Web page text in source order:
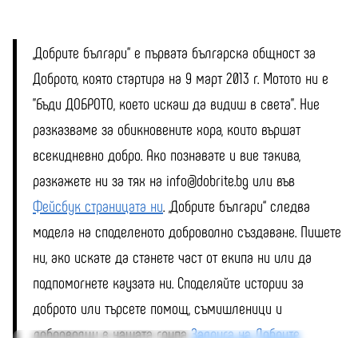
„Добрите българи“ е първата българска общност за
Доброто, която стартира на 9 март 2013 г. Мотото ни е
"Бъди ДОБРОТО, което искаш да видиш в света". Ние
разказваме за обикновените хора, които вършат
всекидневно добро. Ако познавате и вие такива,
разкажете ни за тях на info@dobrite.bg или във
Фейсбук страницата ни . „Добрите българи“ следва
модела на споделеното доброволно създаване. Пишете
ни, ако искате да станете част от екипа ни или да
подпомогнете каузата ни. Споделяйте истории за
доброто или търсете помощ, съмишленици и
доброволци в нашата групаЗадруга на Добрите